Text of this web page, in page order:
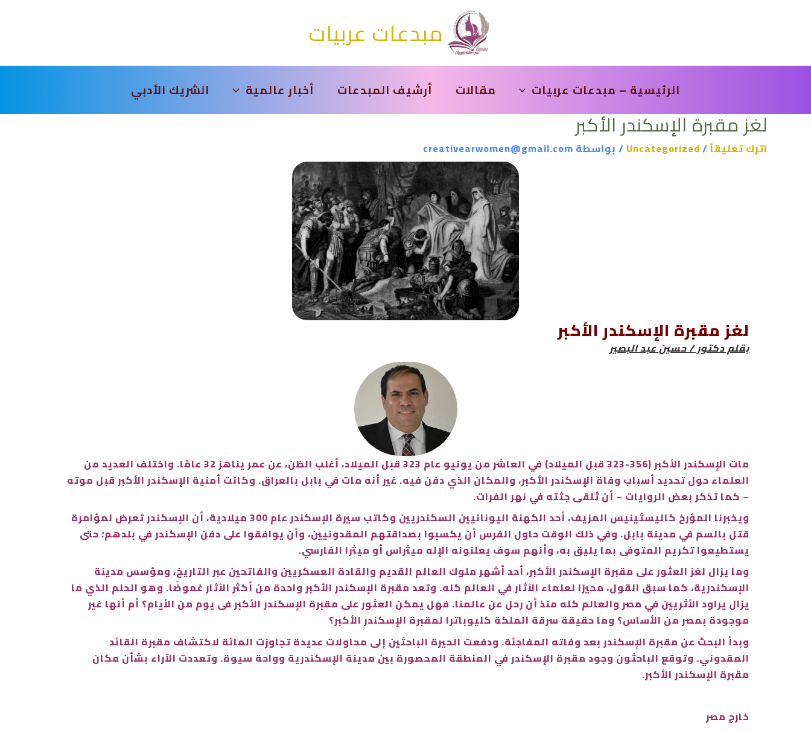
مبدعات عربيات
الرئيسية – مبدعات عربيات مقالات أرشيف المبدعات أخبار عالمية الشريك الأدبي
لغز مقبرة الإسكندر الأكبر
اترك تعليقاً/
Uncategorized / بواسطة creativearwomen@gmail.com
لغز مقبرة الإسكندر الأكبر
بقلم دكتور / حسين عبد البصير
مات الإسكندر الأكبر (356-323 قبل الميلاد) في العاشر من يونيو عام 323 قبل الميلاد، أغلب الظن، عن عمر يناهز 32 عامًا. واختلف العديد من
العلماء حول تحديد أسباب وفاة الإسكندر الأكبر، والمكان الذي دفن فيه. غير أنه مات في بابل بالعراق. وكانت أمنية الإسكندر الأكبر قبل موته
– كما تذكر بعض الروايات – أن تُلقى جثته في نهر الفرات.
ويخبرنا المؤرخ كاليسثينيس المزيف، أحد الكهنة اليونانيين السكندريين وكاتب سيرة الإسكندر عام 300 ميلادية، أن الإسكندر تعرض لمؤامرة
قتل بالسم في مدينة بابل. وفي ذلك الوقت حاول الفرس أن يكسبوا بصداقتهم المقدونيين، وأن يوافقوا على دفن الإسكندر في بلدهم؛ حتى
يستطيعوا تكريم المتوفى بما يليق به، وأنهم سوف يعلنونه الإله ميثراس أو ميثرا الفارسي.
وما يزال لغز العثور على مقبرة الإسكندر الأكبر، أحد أشهر ملوك العالم القديم والقادة العسكريين والفاتحين عبر التاريخ، ومؤسس مدينة
الإسكندرية، كما سبق القول، محيرًا لعلماء الآثار في العالم كله. وتعد مقبرة الإسكندر الأكبر واحدة من أكثر الآثار غموضًا. وهو الحلم الذي ما
يزال يراود الأثريين في مصر والعالم كله منذ أن رحل عن عالمنا. فهل يمكن العثور على مقبرة الإسكندر الأكبر فى يوم من الأيام؟ أم أنها غير
موجودة بمصر من الأساس؟ وما حقيقة سرقة الملكة كليوباترا لمقبرة الإسكندر الأكبر؟
وبدأ البحث عن مقبرة الإسكندر بعد وفاته المفاجئة. ودفعت الحيرة الباحثين إلى محاولات عديدة تجاوزت المائة لاكتشاف مقبرة القائد
المقدوني. وتوقع الباحثون وجود مقبرة الإسكندر في المنطقة المحصورة بين مدينة الإسكندرية وواحة سيوة. وتعددت الآراء بشأن مكان
مقبرة الإسكندر الأكبر.
خارج مصر